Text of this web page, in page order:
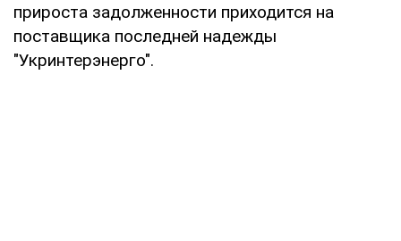
прироста задолженности приходится на
поставщика последней надежды
"Укринтерэнерго".